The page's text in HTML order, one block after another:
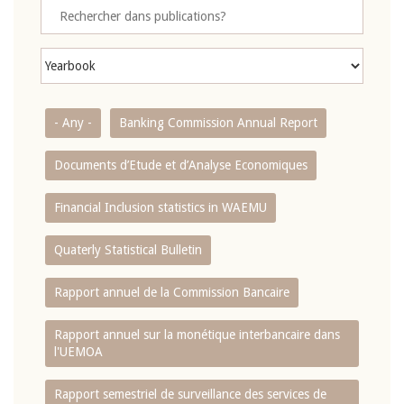
- Any - Banking Commission Annual Report
Documents d’Etude et d’Analyse Economiques
Financial Inclusion statistics in WAEMU
Quaterly Statistical Bulletin
Rapport annuel de la Commission Bancaire
Rapport annuel sur la monétique interbancaire dans
l'UEMOA
Rapport semestriel de surveillance des services de